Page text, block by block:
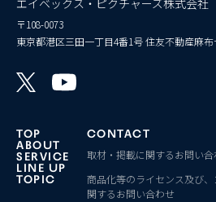
エイベックス・ピクチャーズ株式会社
〒108-0073
東京都港区三田一丁目4番1号 住友不動産麻布
TOP
ABOUT
SERVICE
LINE UP
TOPIC
CONTACT
取材・掲載に関するお問い合
商品化等のライセンス及び
関するお問い合わせ